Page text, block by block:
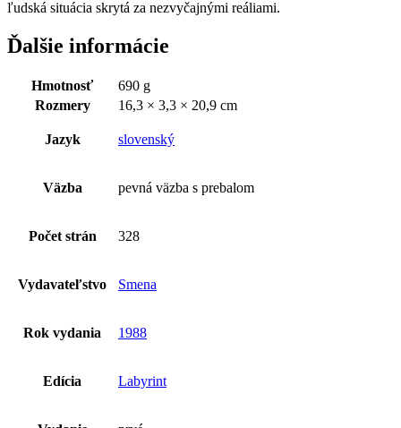
ľudská situácia skrytá za nezvyčajnými reáliami.
Ďalšie informácie
Hmotnosť
690 g
Rozmery
16,3 × 3,3 × 20,9 cm
Jazyk slovenský
Väzba pevná väzba s prebalom
Počet strán 328
Vydavateľstvo Smena
Rok vydania 1988
Edícia Labyrint